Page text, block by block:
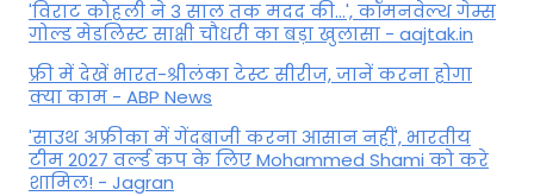
'विराट कोहली ने 3 साल तक मदद की...', कॉमनवेल्थ गेम्स
गोल्ड मेडलिस्ट साक्षी चौधरी का बड़ा खुलासा - aajtak.in
फ्री में देखें भारत-श्रीलंका टेस्ट सीरीज, जानें करना होगा
क्या काम - ABP News
'साउथ अफ्रीका में गेंदबाजी करना आसान नहीं', भारतीय
टीम 2027 वर्ल्‍ड कप के लिए Mohammed Shami को करे
शामिल! - Jagran